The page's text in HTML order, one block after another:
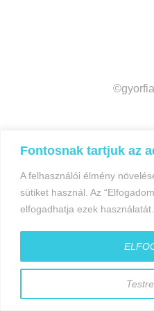
Fontosnak tartjuk az
A felhasználói élmény
sütiket használ. Az
elfogadhatja ezek használatát.